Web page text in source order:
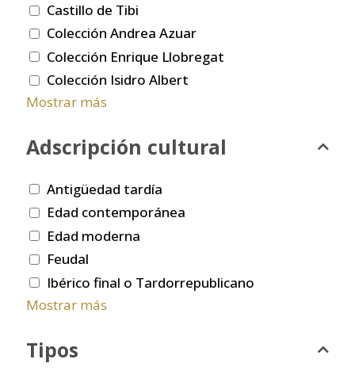
Castillo de Tibi
Colección Andrea Azuar
Colección Enrique Llobregat
Colección Isidro Albert
Mostrar más
Adscripción cultural
Antigüedad tardía
Edad contemporánea
Edad moderna
Feudal
Ibérico final o Tardorrepublicano
Mostrar más
Tipos